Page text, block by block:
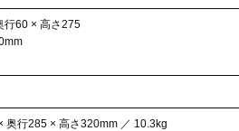
行60 × 高さ275
奥行285 × 高さ320mm ／ 10.3kg